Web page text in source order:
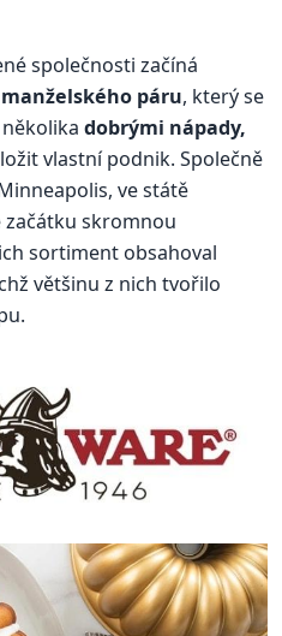
společnosti začíná
páru, který se
několika dobrými nápady,
vlastní podnik. Společně
ve státě
začátku skromnou
sortiment obsahoval
většinu z nich tvořilo